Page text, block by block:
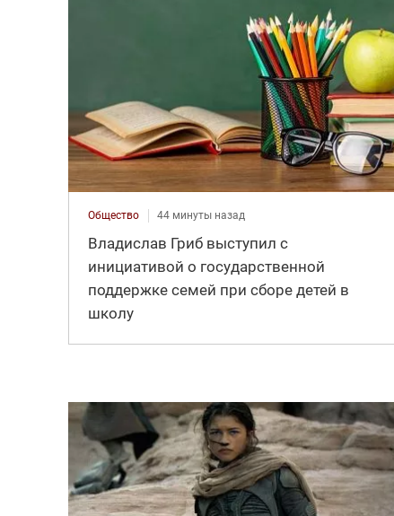
Общество 44 минуты назад
Владислав Гриб выступил с
инициативой о государственной
поддержке семей при сборе детей в
школу